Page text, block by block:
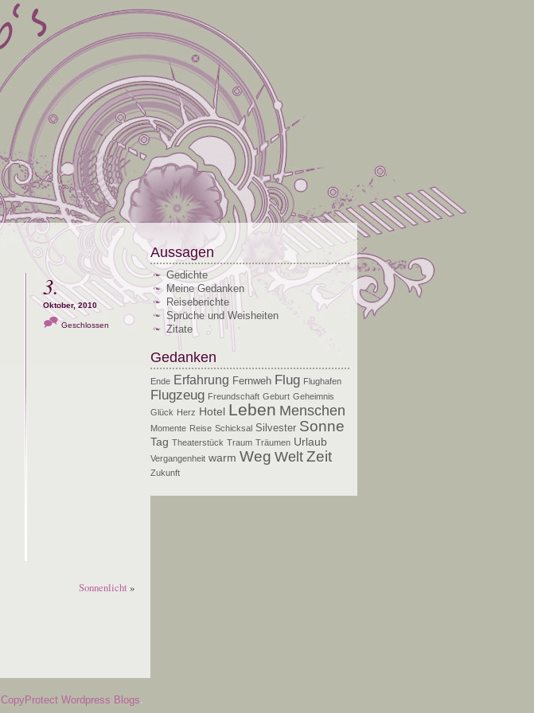
3.
Oktober, 2010
Geschlossen
Sonnenlicht »
Aussagen
Gedichte
Meine Gedanken
Reiseberichte
Sprüche und Weisheiten
Zitate
Gedanken
Ende Erfahrung Fernweh Flug Flughafen
Flugzeug Freundschaft Geburt Geheimnis
Glück Herz Hotel Leben Menschen
Momente Reise Schicksal Silvester Sonne
Tag Theaterstück Traum Träumen Urlaub
Vergangenheit warm Weg Welt Zeit
Zukunft
CopyProtect Wordpress Blogs